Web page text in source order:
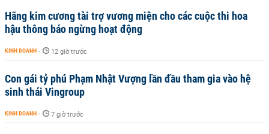
Hãng kim cương tài trợ vương miện cho các cuộc thi hoa
hậu thông báo ngừng hoạt động
KINH DOANH - 12 giờ trước
Con gái tỷ phú Phạm Nhật Vượng lần đầu tham gia vào hệ
sinh thái Vingroup
KINH DOANH - 7 giờ trước